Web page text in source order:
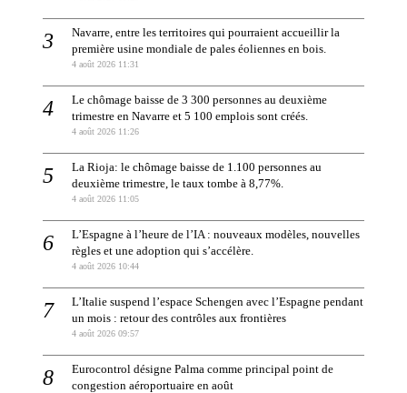
Navarre, entre les territoires qui pourraient accueillir la
première usine mondiale de pales éoliennes en bois.
4 août 2026 11:31
Le chômage baisse de 3 300 personnes au deuxième
trimestre en Navarre et 5 100 emplois sont créés.
4 août 2026 11:26
La Rioja: le chômage baisse de 1.100 personnes au
deuxième trimestre, le taux tombe à 8,77%.
4 août 2026 11:05
L’Espagne à l’heure de l’IA : nouveaux modèles, nouvelles
règles et une adoption qui s’accélère.
4 août 2026 10:44
L’Italie suspend l’espace Schengen avec l’Espagne pendant
un mois : retour des contrôles aux frontières
4 août 2026 09:57
Eurocontrol désigne Palma comme principal point de
congestion aéroportuaire en août